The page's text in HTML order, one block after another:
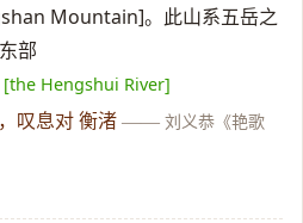
Mountain]。此山系五岳之
部
[the Hengshui River]
叹息对 衡渚 —— 刘义恭《艳歌